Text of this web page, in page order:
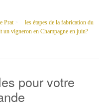
Prat
les étapes de la fabrication du
un vigneron en Champagne en juin?
pour votre